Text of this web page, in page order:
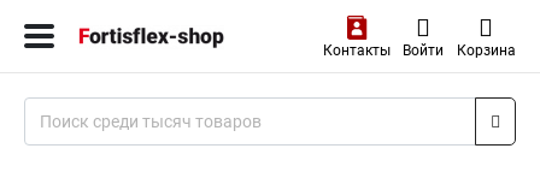
Контакты Войти Корзина